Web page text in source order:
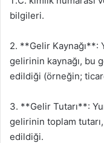
bilgileri.
2. **Gelir Kaynağı**:
gelirinin kaynağı, bu
edildiği (örneğin;
3. **Gelir Tutarı**:
gelirinin toplam
edildiği.